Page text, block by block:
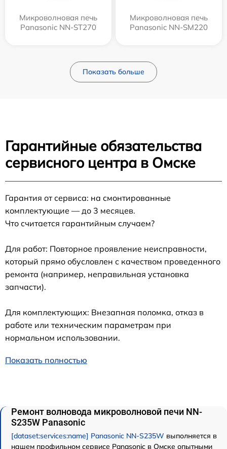
Микроволновая печь
Panasonic NN-ST270
Микроволновая печь
Panasonic NN-SM220
Показать больше
Гарантийные обязательства
сервисного центра в Омске
Гарантия от сервиса: на смонтированные
комплектующие — до 3 месяцев.
Что считается гарантийным случаем?
Для работ: Повторное проявление неисправности,
который прямо обусловлен с качеством проведенного
ремонта (например, неправильная установка
запчасти).
Для комплектующих: Внезапная поломка, отказ в
работе или техническим параметрам при
нормальном использовании.
Показать полностью
Ремонт волновода микроволновой печи NN-
S235W Panasonic
[dataset:services:name] Panasonic NN-S235W выполняется в
нашем профильном сервисе Panasonic в Омске опытными